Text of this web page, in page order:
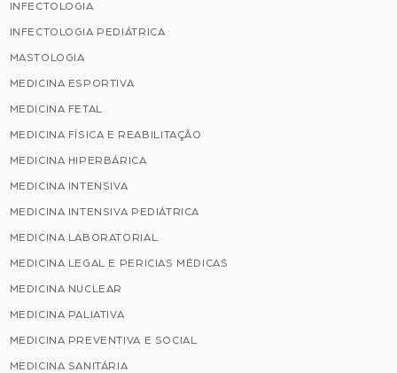
INFECTOLOGIA
INFECTOLOGIA PEDIÁTRICA
MASTOLOGIA
MEDICINA ESPORTIVA
MEDICINA FETAL
MEDICINA FÍSICA E REABILITAÇÃO
MEDICINA HIPERBÁRICA
MEDICINA INTENSIVA
MEDICINA INTENSIVA PEDIÁTRICA
MEDICINA LABORATORIAL
MEDICINA LEGAL E PERICIAS MÉDICAS
MEDICINA NUCLEAR
MEDICINA PALIATIVA
MEDICINA PREVENTIVA E SOCIAL
MEDICINA SANITÁRIA